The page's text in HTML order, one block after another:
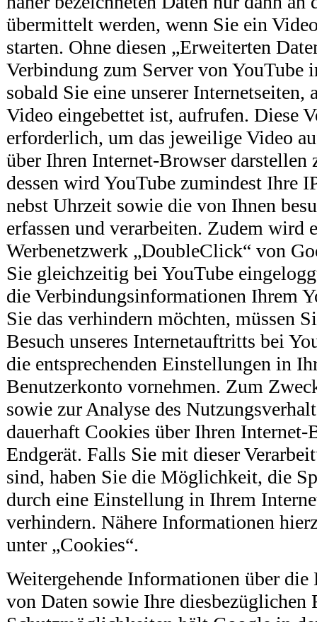
übermittelt werden, wenn Sie ein
starten. Ohne diesen „Erweiterten
Verbindung zum Server von YouTube
sobald Sie eine unserer Internetseiten,
Video eingebettet ist, aufrufen. Diese
erforderlich, um das jeweilige Video
über Ihren Internet-Browser darstellen
dessen wird YouTube zumindest Ihre
nebst Uhrzeit sowie die von Ihnen
erfassen und verarbeiten. Zudem wird
Werbenetzwerk „DoubleClick“ von
Sie gleichzeitig bei YouTube
die Verbindungsinformationen Ihrem
Sie das verhindern möchten, müssen
Besuch unseres Internetauftritts bei
die entsprechenden Einstellungen in
Benutzerkonto vornehmen. Zum
sowie zur Analyse des
dauerhaft Cookies über Ihren
Endgerät. Falls Sie mit dieser
sind, haben Sie die Möglichkeit, die
durch eine Einstellung in Ihrem
verhindern. Nähere Informationen
unter „Cookies“.
Weitergehende Informationen über
von Daten sowie Ihre diesbezüglichen